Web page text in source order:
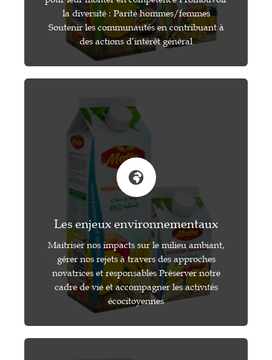
la diversité : Parité hommes/femmes
Soutenir les communautés en contribuant à
des actions d’intérêt général
Les enjeux environnementaux
Maitriser nos impacts sur le milieu ambiant,
gérer nos rejets à travers des approches
novatrices et responsables Préserver notre
cadre de vie et accompagner les activités
écocitoyennes